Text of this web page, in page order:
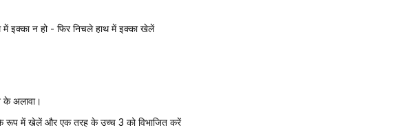
इक्का न हो - फिर निचले हाथ में इक्का खेलें
के अलावा।
रूप में खेलें और एक तरह के उच्च 3 को विभाजित करें